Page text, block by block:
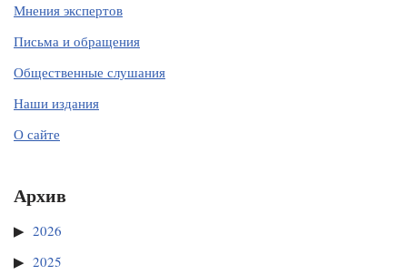
Мнения экспертов
Письма и обращения
Общественные слушания
Наши издания
О сайте
Архив
2026
2025